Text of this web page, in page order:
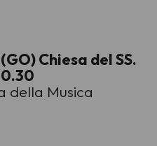
Chiesa del SS.
della Musica